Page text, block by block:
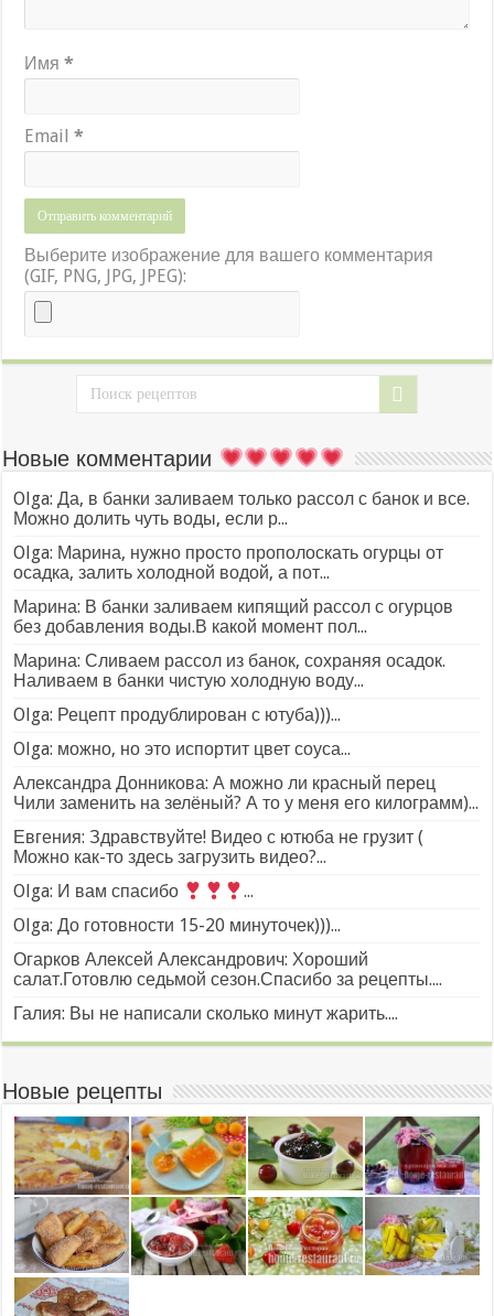
Имя*
Email*
Выберите изображение для вашего комментария
(GIF, PNG, JPG, JPEG):
Новые комментарии
Olga: Да, в банки заливаем только рассол с банок и все.
Можно долить чуть воды, если р...
Olga: Марина, нужно просто прополоскать огурцы от
осадка, залить холодной водой, а пот...
Марина: В банки заливаем кипящий рассол с огурцов
без добавления воды.В какой момент пол...
Марина: Сливаем рассол из банок, сохраняя осадок.
Наливаем в банки чистую холодную воду...
Olga: Рецепт продублирован с ютуба)))...
Olga: можно, но это испортит цвет соуса...
Александра Донникова: А можно ли красный перец
Чили заменить на зелёный? А то у меня его килограмм)...
Евгения: Здравствуйте! Видео с ютюба не грузит (
Можно как-то здесь загрузить видео?...
Olga: И вам спасибо
...
Olga: До готовности 15-20 минуточек)))...
Огарков Алексей Александрович: Хороший
салат.Готовлю седьмой сезон.Спасибо за рецепты....
Галия: Вы не написали сколько минут жарить....
Новые рецепты